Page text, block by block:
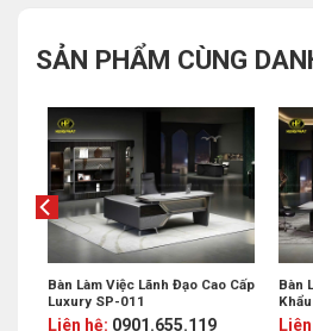
SẢN PHẨM CÙNG
Bàn Làm Việc Lãnh Đạo Cao Cấp
Luxury SP-011
Liên hệ: 0901.655.119
Bàn